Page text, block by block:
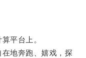
平台上。
地奔跑、嬉戏，探